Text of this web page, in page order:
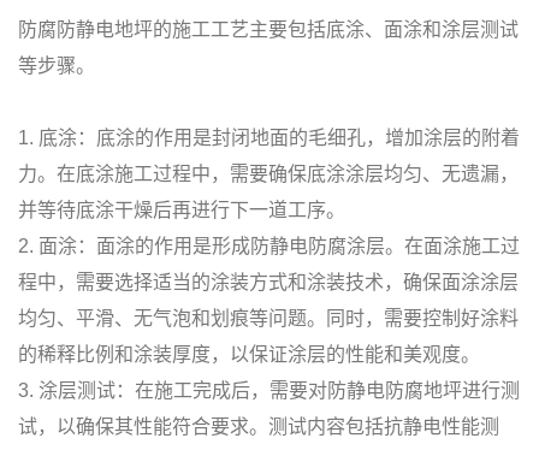
防腐防静电地坪的施工工艺主要包括底涂、面涂和涂层测试
等步骤。
1. 底涂：底涂的作用是封闭地面的毛细孔，增加涂层的附着
力。在底涂施工过程中，需要确保底涂涂层均匀、无遗漏，
并等待底涂干燥后再进行下一道工序。
2. 面涂：面涂的作用是形成防静电防腐涂层。在面涂施工过
程中，需要选择适当的涂装方式和涂装技术，确保面涂涂层
均匀、平滑、无气泡和划痕等问题。同时，需要控制好涂料
的稀释比例和涂装厚度，以保证涂层的性能和美观度。
3. 涂层测试：在施工完成后，需要对防静电防腐地坪进行测
试，以确保其性能符合要求。测试内容包括抗静电性能测